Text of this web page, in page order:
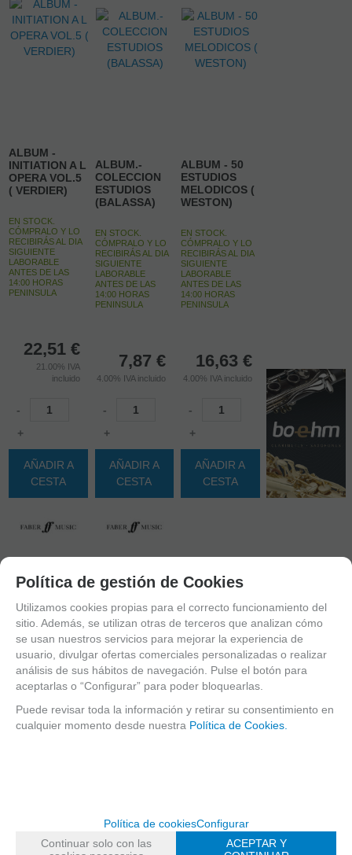
ALBUM -
INITIATION A L
OPERA VOL.5
( VERDIER)
EN STOCK.
CÓMPRALO Y LO
RECIBIRÁS AL DIA
SIGUIENTE
LABORABLE
ANTES DE LAS
14:00 HORAS
PENINSULA
22,51 €
21.00% IVA
incluido
-
+
AÑADIR A
CESTA
ALBUM.-
COLECCION
ESTUDIOS
(BALASSA)
EN STOCK.
CÓMPRALO Y LO
RECIBIRÁS AL DIA
SIGUIENTE
LABORABLE
ANTES DE LAS
14:00 HORAS
PENINSULA
7,87 €
4.00% IVA incluido
-
+
AÑADIR A
CESTA
ALBUM - 50
ESTUDIOS
MELODICOS (
WESTON)
EN STOCK.
CÓMPRALO Y LO
RECIBIRÁS AL DIA
SIGUIENTE
LABORABLE
ANTES DE LAS
14:00 HORAS
PENINSULA
16,63 €
4.00% IVA incluido
-
+
AÑADIR A
CESTA
HARRIS)
DAVIES /
HARRIS)
FIT IN 15
MINUTES
Política de gestión de Cookies
Utilizamos cookies propias para el correcto funcionamiento del
sitio. Además, se utilizan otras de terceros que analizan cómo
se usan nuestros servicios para mejorar la experiencia de
usuario, divulgar ofertas comerciales personalizadas o realizar
análisis de sus hábitos de navegación. Pulse el botón para
aceptarlas o “Configurar” para poder bloquearlas.
Puede revisar toda la información y retirar su consentimiento en
cualquier momento desde nuestra Política de Cookies.
Política de cookiesConfigurar
Continuar solo con las
ACEPTAR Y